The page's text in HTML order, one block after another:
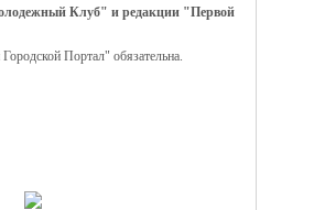
Клуб" и редакции "Первой
Портал" обязательна.